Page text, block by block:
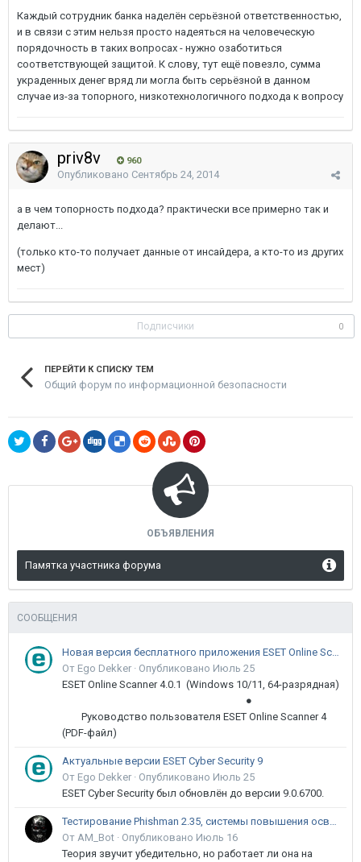
Каждый сотрудник банка наделён серьёзной ответственностью,
и в связи с этим нельзя просто надеяться на человеческую
порядочность в таких вопросах - нужно озаботиться
соответствующей защитой. К слову, тут ещё повезло, сумма
украденных денег вряд ли могла быть серьёзной в данном
случае из-за топорного, низкотехнологичного подхода к вопросу
priv8v 960
Опубликовано Сентябрь 24, 2014
а в чем топорность подхода? практически все примерно так и
делают...
(только кто-то получает данные от инсайдера, а кто-то из других
мест)
Подписчики 0
ПЕРЕЙТИ К СПИСКУ ТЕМ
Общий форум по информационной безопасности
ОБЪЯВЛЕНИЯ
Памятка участника форума
СООБЩЕНИЯ
Новая версия бесплатного приложения ESET Online Scanner доступна пользователям
От Ego Dekker · Опубликовано Июль 25
ESET Online Scanner 4.0.1 (Windows 10/11, 64-разрядная)
●
Руководство пользователя ESET Online Scanner 4
(PDF-файл)
Актуальные версии ESET Cyber Security 9
От Ego Dekker · Опубликовано Июль 25
ESET Cyber Security был обновлён до версии 9.0.6700.
Тестирование Phishman 2.35, системы повышения осведомлённости пользователей в сфере ИБ
От AM_Bot · Опубликовано Июль 16
Теория звучит убедительно, но работает ли она на